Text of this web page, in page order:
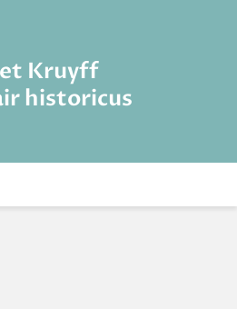
Kruyff
historicus